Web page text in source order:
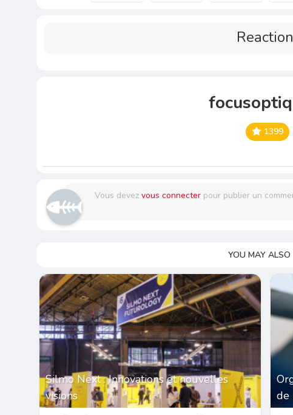
1399
Vous devezvous connecter pour publier un
YOU MAY ALSO
Silmo Next : Innovations et nouvelles
visions
de